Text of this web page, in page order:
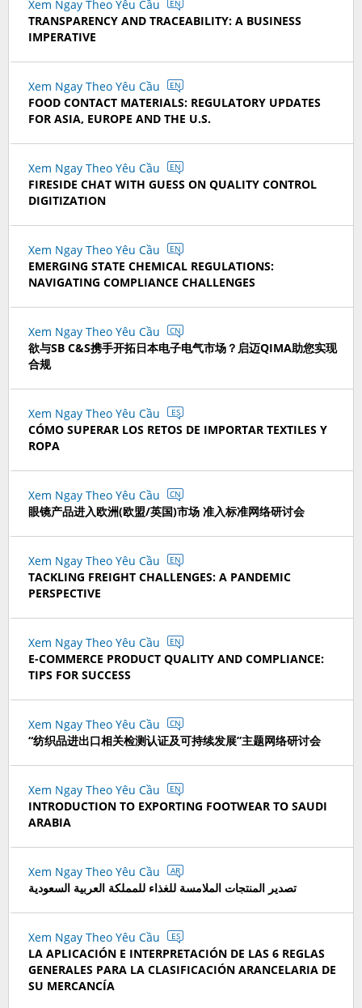
Xem Ngay Theo Yêu Cầu EN
TRANSPARENCY AND TRACEABILITY: A BUSINESS
IMPERATIVE
Xem Ngay Theo Yêu Cầu EN
FOOD CONTACT MATERIALS: REGULATORY UPDATES
FOR ASIA, EUROPE AND THE U.S.
Xem Ngay Theo Yêu Cầu EN
FIRESIDE CHAT WITH GUESS ON QUALITY CONTROL
DIGITIZATION
Xem Ngay Theo Yêu Cầu EN
EMERGING STATE CHEMICAL REGULATIONS:
NAVIGATING COMPLIANCE CHALLENGES
Xem Ngay Theo Yêu Cầu CN
欲与SB C&S携手开拓日本电子电气市场？启迈QIMA助您实现
合规
Xem Ngay Theo Yêu Cầu ES
CÓMO SUPERAR LOS RETOS DE IMPORTAR TEXTILES Y
ROPA
Xem Ngay Theo Yêu Cầu CN
眼镜产品进入欧洲(欧盟/英国)市场 准入标准网络研讨会
Xem Ngay Theo Yêu Cầu EN
TACKLING FREIGHT CHALLENGES: A PANDEMIC
PERSPECTIVE
Xem Ngay Theo Yêu Cầu EN
E-COMMERCE PRODUCT QUALITY AND COMPLIANCE:
TIPS FOR SUCCESS
Xem Ngay Theo Yêu Cầu CN
“纺织品进出口相关检测认证及可持续发展”主题网络研讨会
Xem Ngay Theo Yêu Cầu EN
INTRODUCTION TO EXPORTING FOOTWEAR TO SAUDI
ARABIA
Xem Ngay Theo Yêu Cầu AR
تصدير المنتجات الملامسة للغذاء للمملكة العربية السعودية
Xem Ngay Theo Yêu Cầu ES
LA APLICACIÓN E INTERPRETACIÓN DE LAS 6 REGLAS
GENERALES PARA LA CLASIFICACIÓN ARANCELARIA DE
SU MERCANCÍA